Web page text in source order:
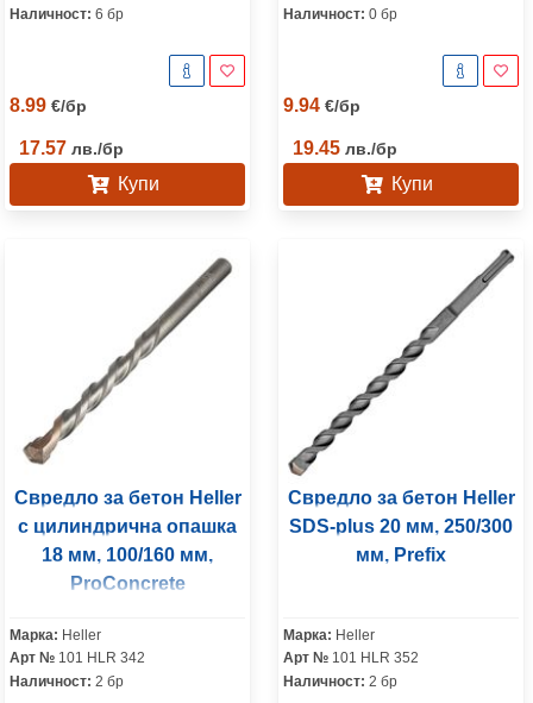
Наличност: 6 бр
8.99 €/бр
17.57 лв./бр
Купи
Наличност: 0 бр
9.94 €/бр
19.45 лв./бр
Купи
Свредло за бетон Heller
с цилиндрична опашка
18 мм, 100/160 мм,
ProConcrete
Марка: Heller
Арт № 101 HLR 342
Наличност: 2 бр
Свредло за бетон Heller
SDS-plus 20 мм, 250/300
мм, Prefix
Марка: Heller
Арт № 101 HLR 352
Наличност: 2 бр